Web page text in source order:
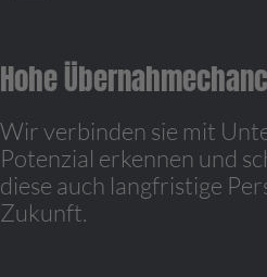
Hohe
Wir verbinden sie mit
Potenzial erkennen und
diese auch langfristige
Zukunft.